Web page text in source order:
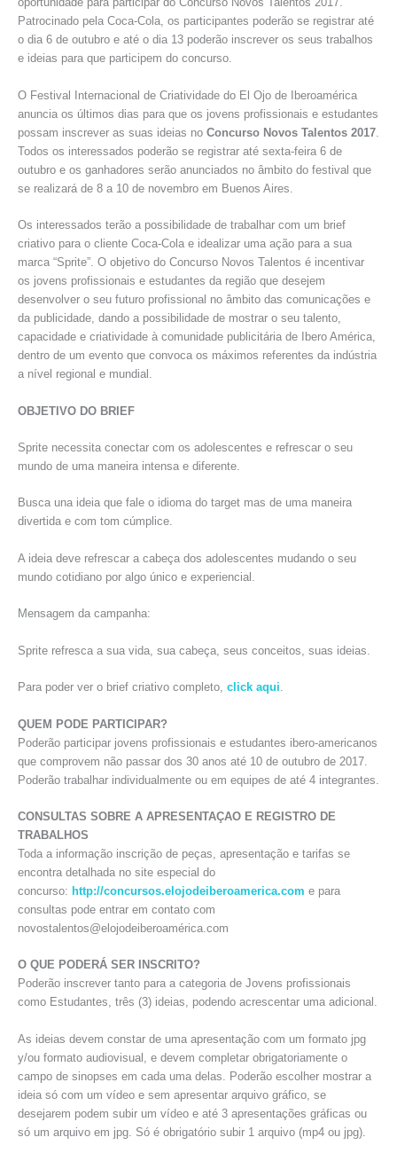
Patrocinado pela Coca-Cola, os participantes poderão se registrar até
o dia 6 de outubro e até o dia 13 poderão inscrever os seus trabalhos
e ideias para que participem do concurso.
O Festival Internacional de Criatividade do El Ojo de Iberoamérica
anuncia os últimos dias para que os jovens profissionais e estudantes
possam inscrever as suas ideias no Concurso Novos Talentos 2017
Todos os interessados poderão se registrar até sexta-feira 6 de
outubro e os ganhadores serão anunciados no âmbito do festival que
se realizará de 8 a 10 de novembro em Buenos Aires.
Os interessados terão a possibilidade de trabalhar com um brief
criativo para o cliente Coca-Cola e idealizar uma ação para a sua
marca “Sprite”. O objetivo do Concurso Novos Talentos é incentivar
os jovens profissionais e estudantes da região que desejem
desenvolver o seu futuro profissional no âmbito das comunicações e
da publicidade, dando a possibilidade de mostrar o seu talento,
capacidade e criatividade à comunidade publicitária de Ibero América,
dentro de um evento que convoca os máximos referentes da indústria
a nível regional e mundial.
OBJETIVO DO BRIEF
Sprite necessita conectar com os adolescentes e refrescar o seu
mundo de uma maneira intensa e diferente.
Busca una ideia que fale o idioma do target mas de uma maneira
divertida e com tom cúmplice.
A ideia deve refrescar a cabeça dos adolescentes mudando o seu
mundo cotidiano por algo único e experiencial.
Mensagem da campanha:
Sprite refresca a sua vida, sua cabeça, seus conceitos, suas ideias.
Para poder ver o brief criativo completo, click aqui.
QUEM PODE PARTICIPAR?
Poderão participar jovens profissionais e estudantes ibero-americanos
que comprovem não passar dos 30 anos até 10 de outubro de 2017.
Poderão trabalhar individualmente ou em equipes de até 4 integrantes.
CONSULTAS SOBRE A APRESENTAÇAO E REGISTRO DE
TRABALHOS
Toda a informação inscrição de peças, apresentação e tarifas se
encontra detalhada no site especial do
concurso: http://concursos.elojodeiberoamerica.com e para
consultas pode entrar em contato com
novostalentos@elojodeiberoamérica.com
O QUE PODERÁ SER INSCRITO?
Poderão inscrever tanto para a categoria de Jovens profissionais
como Estudantes, três (3) ideias, podendo acrescentar uma adicional.
As ideias devem constar de uma apresentação com um formato jpg
y/ou formato audiovisual, e devem completar obrigatoriamente o
campo de sinopses em cada uma delas. Poderão escolher mostrar a
ideia só com um vídeo e sem apresentar arquivo gráfico, se
desejarem podem subir um vídeo e até 3 apresentações gráficas ou
só um arquivo em jpg. Só é obrigatório subir 1 arquivo (mp4 ou jpg).